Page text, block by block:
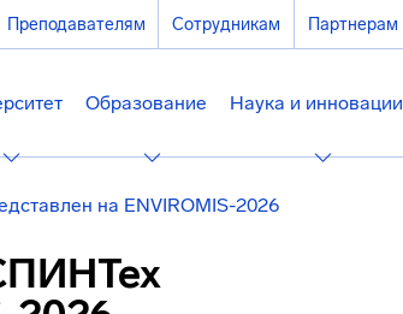
Преподавателям Сотрудникам Партнерам
Образование Наука и инновации
на ENVIROMIS-2026